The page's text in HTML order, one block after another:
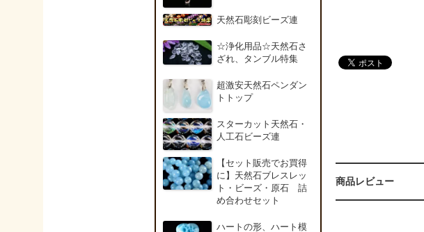
商品レビュー
アンフィボールロック/
ye）
インカローズ（ロード
クロサイト/Rhodochros
インディアンアゲート(I
ndian Agate)
天然石彫刻ビーズ連
☆浄化用品☆天然石さ
ざれ、タンブル特集
超激安天然石ペンダン
トトップ
スターカット天然石・
人工石ビーズ連
【セット販売でお買得
に】天然石ブレスレッ
ト・ビーズ・原石 詰
め合わせセット
ハートの形、ハート模